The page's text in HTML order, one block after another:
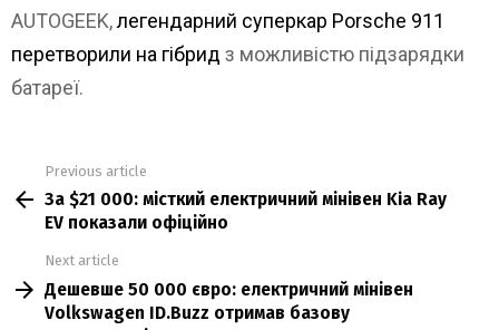
AUTOGEEK,легендарний суперкар Porsche 911
перетворили на гібрид з можливістю підзарядки
батареї.
more
Previous article
За $21 000: місткий електричний мінівен Kia Ray
EV показали офіційно
Next article
Дешевше 50 000 євро: електричний мінівен
Volkswagen ID.Buzz отримав базову